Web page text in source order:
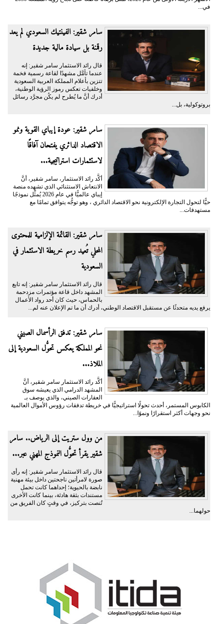
في...
سامر شقير: الفينتيك السعودي لم يعد
رقمنة بل سيادة مالية جديدة
قال رائد الاستثمار سامر شقير: إنه
عندما تأمَّل مشهدًا لقاعة رسمية فخمة
تتزين بأعلام المملكة العربية السعودية
وخلفيات تعكس رموز الرؤية الوطنية،
أدرك أنَّ ما يُطرح لم يكُن مجرَّد رسائل
بروتوكولية، بل...
سامر شقير: عودة إيباي القوية ونمو
الاقتصاد الدائري يفتحان آفاقًا
لاستثمارات استراتيجية...
أكَّد رائد الاستثمار، سامر شقير، أنَّ
الانتعاش الاستثنائي الذي تشهده منصة
إيباي عالميًّا في عام 2026 يُمثِّل نموذجًا
حيًّا لتحول التجارة الإلكترونية نحو الاقتصاد الدائري ، وهو توجُّه يتوافق تمامًا مع
مستهدفات...
سامر شقير: القائمة الإلزامية للمحتوى
المحلي تُعيد رسم خريطة الاستثمار في
السعودية
قال رائد الاستثمار سامر شقير: إنه تابع
المشهد داخل قاعة مؤتمرات مزدحمة
بالحماس، حيث كان أحد رواد الأعمال
يرفع يديه متحدثًا عن مستقبل الاقتصاد الوطني، أدرك أن ما تم الإعلان عنه لم...
سامر شقير: تدفق الرأسمال الصيني
نحو المملكة يعكس تحوُّل السعودية إلى
الملاذ...
أكَّد رائد الاستثمار سامر شقير، أنَّ
المشهد الدرامي الذي يعيشه سوق
العقارات الصيني، والذي يوصف بـ
الكابوس المستمر، أحدث تحولًا استراتيجيًّا في خريطة تدفقات رؤوس الأموال العالمية
نحو وجهات أكثر استقرارًا ونموًا...
من وول ستريت إلى الرياض.. سامر
شقير يقرأ تحوُّل النموذج المهني عبر...
قال رائد الاستثمار سامر شقير: إنه رأى
صورة لامرأتين ناجحتين داخل بيئة مهنية
نابضة بالحيوية؛ إحداهما كانت تحمل
مستندات بثقة هادئة، بينما كانت الأخرى
تُنصت بتركيز، في وقتٍ كان الفريق من
حولهما...